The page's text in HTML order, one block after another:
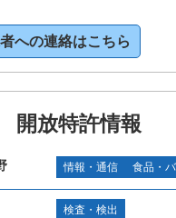
への連絡はこちら
開放特許情報
情報・通信 食品・
検査・検出